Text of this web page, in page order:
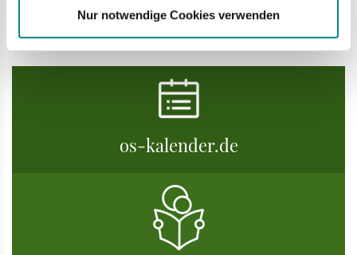
Nur notwendige Cookies verwenden
os-kalender.de